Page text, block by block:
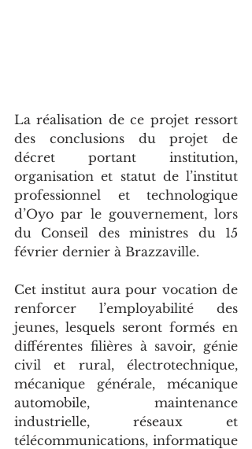
La réalisation de ce projet ressort
des conclusions du projet de
décret portant institution,
organisation et statut de l’institut
professionnel et technologique
d’Oyo par le gouvernement, lors
du Conseil des ministres du 15
février dernier à Brazzaville.
Cet institut aura pour vocation de
renforcer l’employabilité des
jeunes, lesquels seront formés en
différentes filières à savoir, génie
civil et rural, électrotechnique,
mécanique générale, mécanique
automobile, maintenance
industrielle, réseaux et
télécommunications, informatique